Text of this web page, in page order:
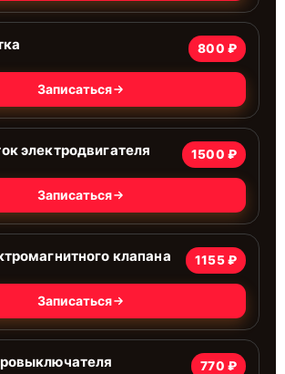
800 ₽
Записаться
электродвигателя 1500 ₽
Записаться
клапана 1155 ₽
Записаться
770 ₽